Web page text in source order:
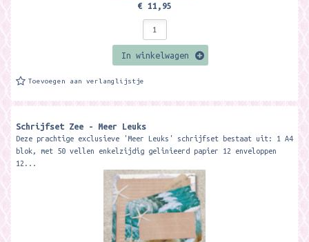
€ 11,95
In winkelwagen
Toevoegen aan verlanglijstje
Schrijfset Zee - Meer Leuks
Deze prachtige exclusieve 'Meer Leuks' schrijfset bestaat uit: 1 A4
blok, met 50 vellen enkelzijdig gelinieerd papier 12 enveloppen
12...